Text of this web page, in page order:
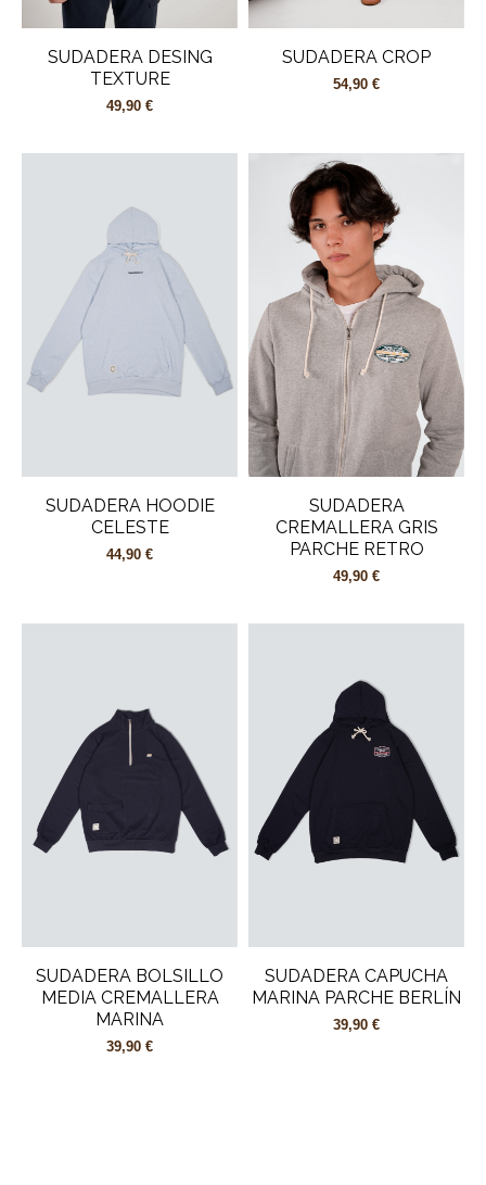
SUDADERA DESING
TEXTURE
49,90 €
SUDADERA CROP
54,90 €
SUDADERA HOODIE
CELESTE
44,90 €
SUDADERA
CREMALLERA GRIS
PARCHE RETRO
49,90 €
SUDADERA BOLSILLO
MEDIA CREMALLERA
MARINA
39,90 €
SUDADERA CAPUCHA
MARINA PARCHE BERLÍN
39,90 €